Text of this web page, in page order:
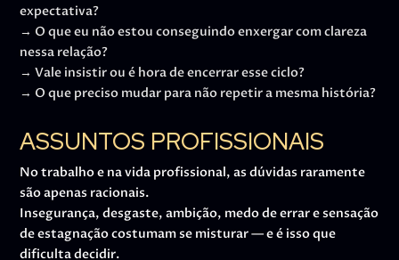
expectativa?
→ O que eu não estou conseguindo enxergar com clareza
nessa relação?
→ Vale insistir ou é hora de encerrar esse ciclo?
→ O que preciso mudar para não repetir a mesma história?
ASSUNTOS PROFISSIONAIS
No trabalho e na vida profissional, as dúvidas raramente
são apenas racionais.
Insegurança, desgaste, ambição, medo de errar e sensação
de estagnação costumam se misturar — e é isso que
dificulta decidir.